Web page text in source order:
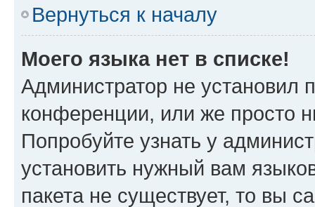
Вернуться к началу
Моего языка нет в списке!
Администратор не установил
конференции, или же просто
Попробуйте узнать у
установить нужный вам
пакета не существует, то вы